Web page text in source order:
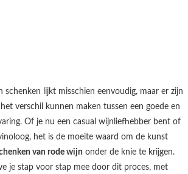
schenken lijkt misschien eenvoudig, maar er zijn
verschil kunnen maken tussen een goede en
Of je nu een casual wijnliefhebber bent of
het is de moeite waard om de kunst
van rode wijn onder de knie te krijgen.
je stap voor stap mee door dit proces, met